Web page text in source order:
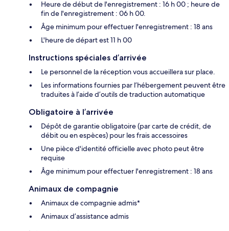
Heure de début de l'enregistrement : 16 h 00 ; heure de
fin de l'enregistrement : 06 h 00.
Âge minimum pour effectuer l'enregistrement : 18 ans
L'heure de départ est 11 h 00
Instructions spéciales d’arrivée
Le personnel de la réception vous accueillera sur place.
Les informations fournies par l’hébergement peuvent être
traduites à l’aide d’outils de traduction automatique
Obligatoire à l’arrivée
Dépôt de garantie obligatoire (par carte de crédit, de
débit ou en espèces) pour les frais accessoires
Une pièce d'identité officielle avec photo peut être
requise
Âge minimum pour effectuer l'enregistrement : 18 ans
Animaux de compagnie
Animaux de compagnie admis*
Animaux d’assistance admis